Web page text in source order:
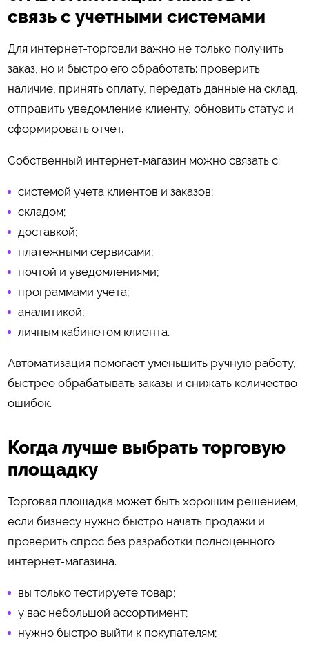
связь с учетными системами
Для интернет-торговли важно не только получить
заказ, но и быстро его обработать: проверить
наличие, принять оплату, передать данные на склад,
отправить уведомление клиенту, обновить статус и
сформировать отчет.
Собственный интернет-магазин можно связать с:
системой учета клиентов и заказов;
складом;
доставкой;
платежными сервисами;
почтой и уведомлениями;
программами учета;
аналитикой;
личным кабинетом клиента.
Автоматизация помогает уменьшить ручную работу,
быстрее обрабатывать заказы и снижать количество
ошибок.
Когда лучше выбрать торговую
площадку
Торговая площадка может быть хорошим решением,
если бизнесу нужно быстро начать продажи и
проверить спрос без разработки полноценного
интернет-магазина.
вы только тестируете товар;
у вас небольшой ассортимент;
нужно быстро выйти к покупателям;